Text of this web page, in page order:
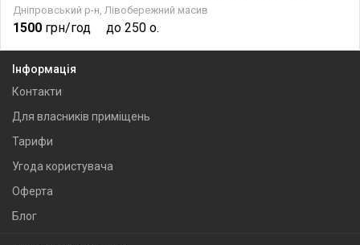
Дніпровський р-н, Лівобережний масив
1500 грн/год до 250 о.
Інформація
Контакти
Для власників приміщень
Тарифи
Угода користувача
Оферта
Блог